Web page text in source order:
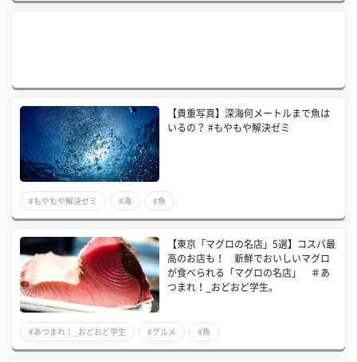
【貴重写真】深海何メートルまで魚は
いるの？ #もやもや解決ゼミ
#もやもや解決ゼミ #海 #魚
【東京「マグロの名店」5選】コスパ最
高のお店も！ 新鮮でおいしいマグロ
が食べられる「マグロの名店」 ＃あ
つまれ！_おどおど学生。
#あつまれ！_おどおど学生 #グルメ #魚